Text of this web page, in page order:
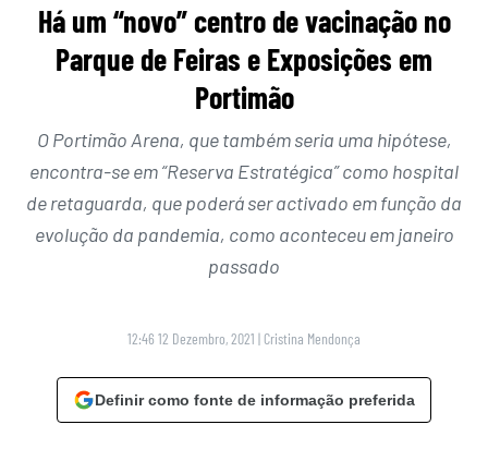
Há um “novo” centro de vacinação no
Parque de Feiras e Exposições em
Portimão
O Portimão Arena, que também seria uma hipótese,
encontra-se em “Reserva Estratégica” como hospital
de retaguarda, que poderá ser activado em função da
evolução da pandemia, como aconteceu em janeiro
passado
12:46 12 Dezembro, 2021 | Cristina Mendonça
Definir como fonte de informação preferida